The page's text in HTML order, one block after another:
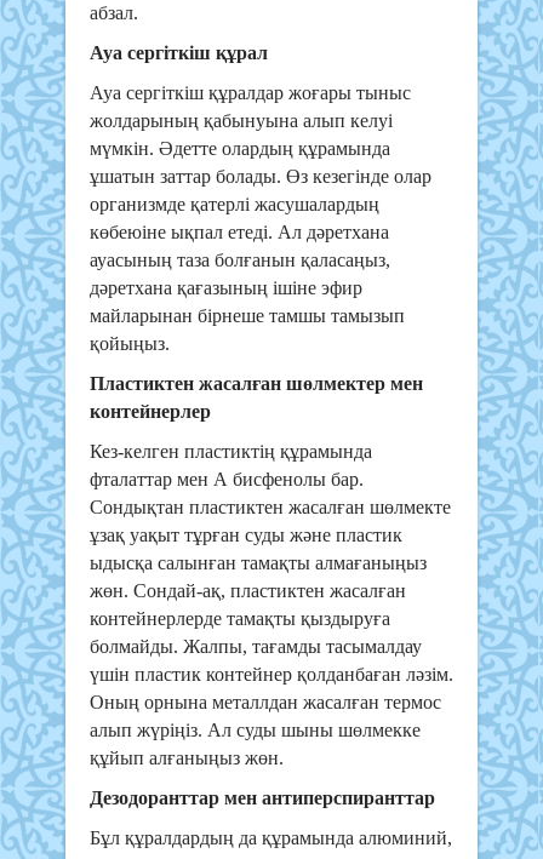
абзал.
Ауа сергіткіш құрал
Ауа сергіткіш құралдар жоғары тыныс
жолдарының қабынуына алып келуі
мүмкін. Әдетте олардың құрамында
ұшатын заттар болады. Өз кезегінде олар
организмде қатерлі жасушалардың
көбеюіне ықпал етеді. Ал дәретхана
ауасының таза болғанын қаласаңыз,
дәретхана қағазының ішіне эфир
майларынан бірнеше тамшы тамызып
қойыңыз.
Пластиктен жасалған шөлмектер мен
контейнерлер
Кез-келген пластиктің құрамында
фталаттар мен А бисфенолы бар.
Сондықтан пластиктен жасалған шөлмекте
ұзақ уақыт тұрған суды және пластик
ыдысқа салынған тамақты алмағаныңыз
жөн. Сондай-ақ, пластиктен жасалған
контейнерлерде тамақты қыздыруға
болмайды. Жалпы, тағамды тасымалдау
үшін пластик контейнер қолданбаған ләзім.
Оның орнына металлдан жасалған термос
алып жүріңіз. Ал суды шыны шөлмекке
құйып алғаныңыз жөн.
Дезодоранттар мен антиперспиранттар
Бұл құралдардың да құрамында алюминий,